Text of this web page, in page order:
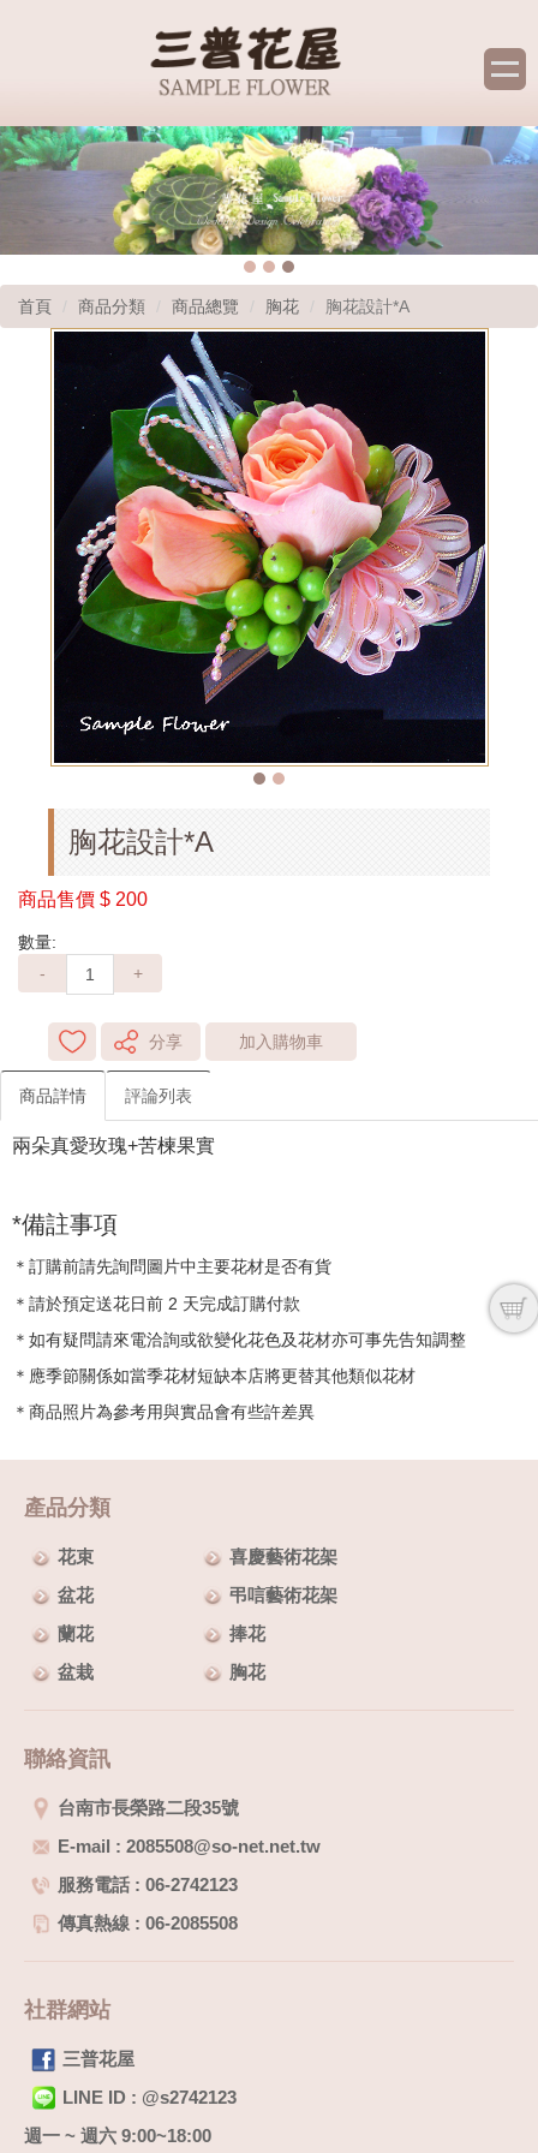
首頁 商品分類 商品總覽 胸花 胸花設計*A
胸花設計*A
商品售價 $ 200
數量:
-
+
分享 加入購物車
商品詳情 評論列表
兩朵真愛玫瑰+苦楝果實
*備註事項
＊訂購前請先詢問圖片中主要花材是否有貨
＊請於預定送花日前 2 天完成訂購付款
＊如有疑問請來電洽詢或欲變化花色及花材亦可事先告知調整
＊應季節關係如當季花材短缺本店將更替其他類似花材
＊商品照片為參考用與實品會有些許差異
產品分類
花束
盆花
蘭花
盆栽
喜慶藝術花架
弔唁藝術花架
捧花
胸花
聯絡資訊
台南市長榮路二段35號
E-mail : 2085508@so-net.net.tw
服務電話 : 06-2742123
傳真熱線 : 06-2085508
社群網站
三普花屋
LINE ID : @s2742123
週一 ~ 週六 9:00~18:00